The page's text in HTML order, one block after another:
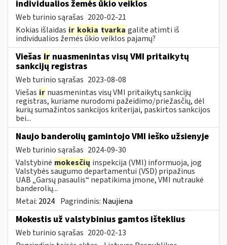
individualios žemės ūkio veiklos
Web turinio sąrašas 2020-02-21
Kokias išlaidas ir kokia tvarka galite atimti iš
individualios žemės ūkio veiklos pajamų?
Viešas ir nuasmenintas visų VMI pritaikytų
sankcijų registras
Web turinio sąrašas 2023-08-08
Viešas ir nuasmenintas visų VMI pritaikytų sankcijų
registras, kuriame nurodomi pažeidimo/priežasčių, dėl
kurių sumažintos sankcijos kriterijai, paskirtos sankcijos
bei...
Naujo banderolių gamintojo VMI ieško užsienyje
Web turinio sąrašas 2024-09-30
Valstybinė mokesčių inspekcija (VMI) informuoja, jog
Valstybės saugumo departamentui (VSD) pripažinus
UAB „Garsų pasaulis“ nepatikima įmone, VMI nutraukė
banderolių...
Metai: 2024 Pagrindinis: Naujiena
Mokestis už valstybinius gamtos išteklius
Web turinio sąrašas 2020-02-13